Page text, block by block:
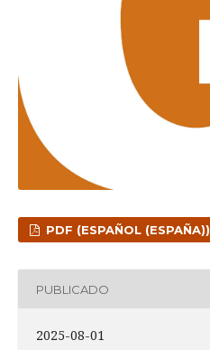
PDF (ESPAÑOL (ESPAÑA))
PUBLICADO
2025-08-01